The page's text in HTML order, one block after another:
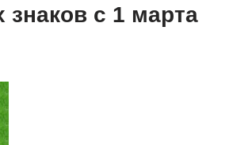
с 1 марта